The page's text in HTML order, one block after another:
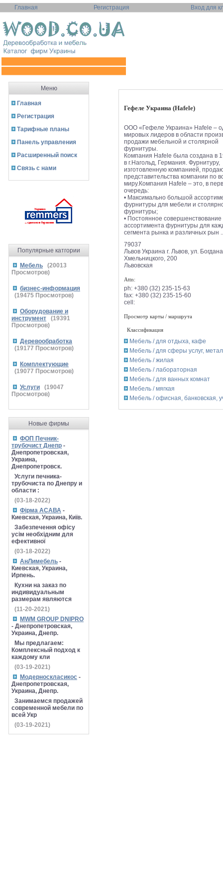
Главная Регистрация Вход для
Меню
Главная
Регистрация
Тарифные планы
Панель управления
Расширенный поиск
Связь с нами
Популярные катгории
Мебель (20013
Просмотров)
бизнес-информация
(19475 Просмотров)
Оборудование и
инструмент
(19391
Просмотров)
Деревообработка
(19177 Просмотров)
Комплектующие
(19077 Просмотров)
Услуги (19047
Просмотров)
Новые фирмы
ФОП Печник-
трубочист Днепр -
Днепропетровская,
Украина,
Днепропетровск.
Услуги печника-
трубочиста по Днепру и
области :
(03-18-2022)
Фірма АСАВА -
Киевская, Украина, Київ.
Забезпечення офісу
усім необхідним для
ефективної
(03-18-2022)
АнЛимебель -
Киевская, Украина,
Ирпень.
Кухни на заказ по
индивидуальным
размерам являются
(11-20-2021)
MWM GROUP DNIPRO
- Днепропетровская,
Украина, Днепр.
Мы предлагаем:
Комплексный подход к
каждому кли
(03-19-2021)
Модерноскласикос -
Днепропетровская,
Украина, Днепр.
Занимаемся продажей
современной мебели по
всей Укр
(03-19-2021)
Гефеле Украина (Hafele)
ООО «Гефеле Украина» Hafele –
мировых лидеров в области
продажи мебельной и столярной
фурнитуры.
Компания Hafele была создана в
в г.Нагольд, Германия. Фурнитуру,
изготовленную компанией,
представительства компании по
миру.Компания Hafele – это, в
очередь:
• Максимально большой
фурнитуры для мебели и
фурнитуры;
• Постоянное совершенствование
ассортимента фурнитуры для
сегмента рынка и различных рын
79037
Львов Украина г. Львов, ул. Богдана
Хмельницкого, 200
Львовская
Attn:
ph: +380 (32) 235-15-63
fax: +380 (32) 235-15-60
cell:
Просмотр карты / маршрута
Классификация
Мебель / для отдыха, кафе
Мебель / для сферы услуг,
Мебель / жилая
Мебель / лабораторная
Мебель / для ванных комнат
Мебель / мягкая
Мебель / офисная, банковская,